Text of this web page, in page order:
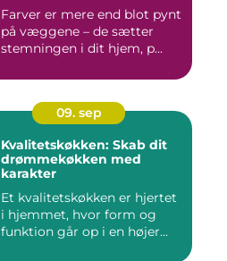
Farver er mere end blot pynt
på væggene – de sætter
stemningen i dit hjem, p...
09. sep
Kvalitetskøkken: Skab dit
drømmekøkken med
karakter
Et kvalitetskøkken er hjertet
i hjemmet, hvor form og
funktion går op i en højer...